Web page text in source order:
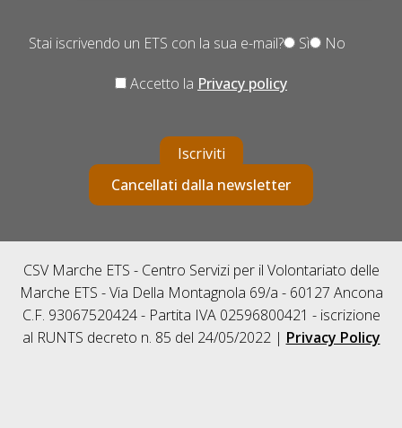
Stai iscrivendo un ETS con la sua e-mail? Sì No
Accetto la Privacy policy
Iscriviti
Cancellati dalla newsletter
CSV Marche ETS - Centro Servizi per il Volontariato delle
Marche ETS - Via Della Montagnola 69/a - 60127 Ancona
C.F. 93067520424 - Partita IVA 02596800421 - iscrizione
al RUNTS decreto n. 85 del 24/05/2022 | Privacy Policy